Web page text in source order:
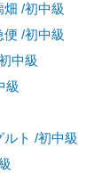
/初中級
/初中級
中級
級
ト /初中級